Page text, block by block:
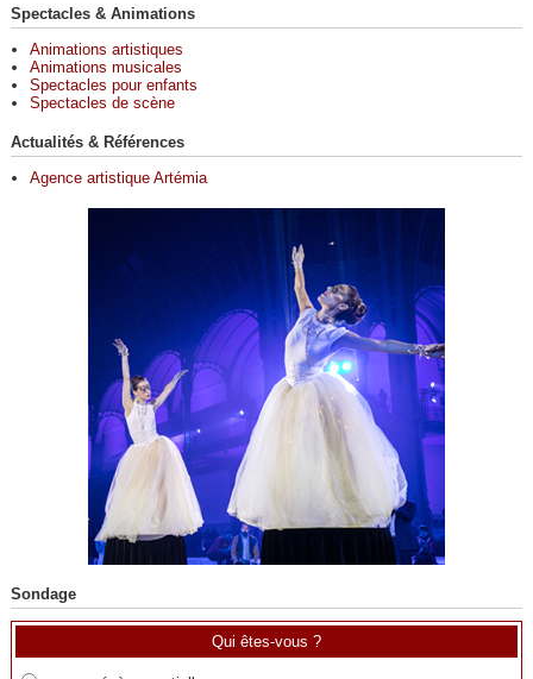
Spectacles & Animations
Animations artistiques
Animations musicales
Spectacles pour enfants
Spectacles de scène
Actualités & Références
Agence artistique Artémia
Sondage
Qui êtes-vous ?